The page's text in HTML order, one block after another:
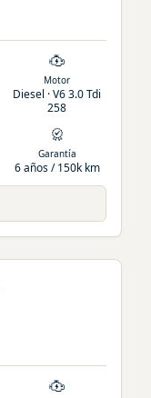
Motor
Diesel · V6 3.0 Tdi
258
Garantía
6 años / 150k km